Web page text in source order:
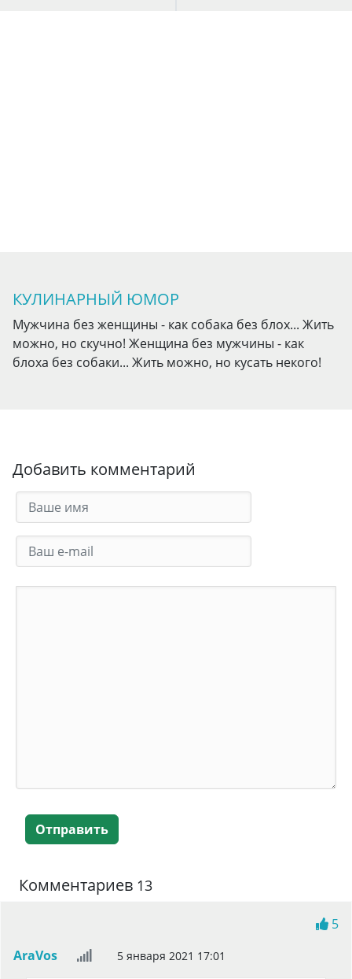
КУЛИНАРНЫЙ ЮМОР
Мужчина без женщины - как собака без блох... Жить
можно, но скучно! Женщина без мужчины - как
блоха без собаки... Жить можно, но кусать некого!
Добавить комментарий
Отправить
Комментариев 13
5
AraVos
5 января 2021 17:01